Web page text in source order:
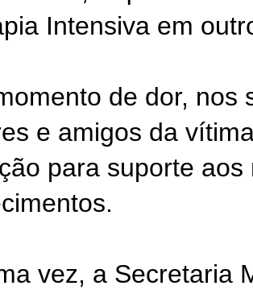
Intensiva em
de dor, nos
e amigos da
para suporte
vez, a Secretaria